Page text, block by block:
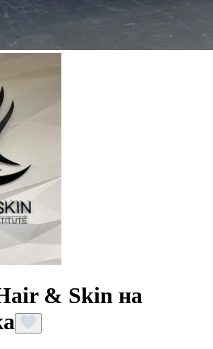
& Skin на